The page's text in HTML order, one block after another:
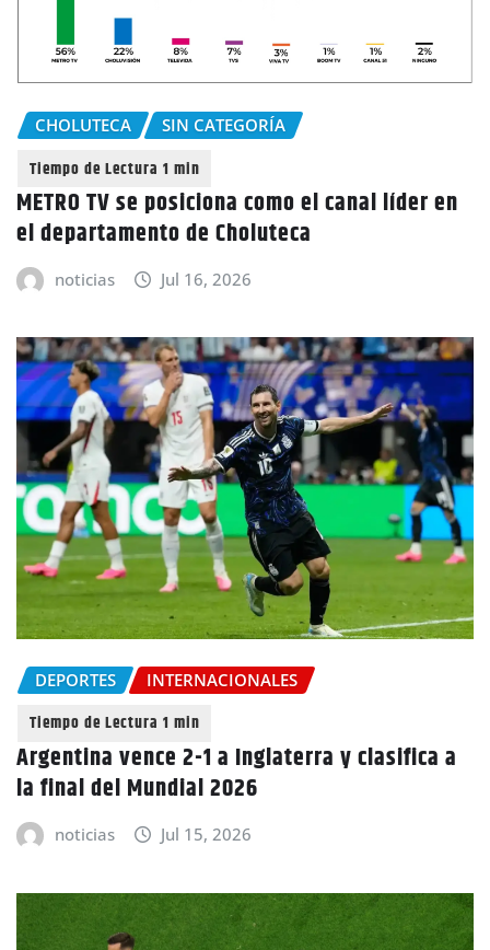
CHOLUTECA SIN CATEGORÍA
METRO TV se posiciona como el canal líder en
el departamento de Choluteca
noticias Jul 16, 2026
DEPORTES INTERNACIONALES
Argentina vence 2-1 a Inglaterra y clasifica a
la final del Mundial 2026
noticias Jul 15, 2026